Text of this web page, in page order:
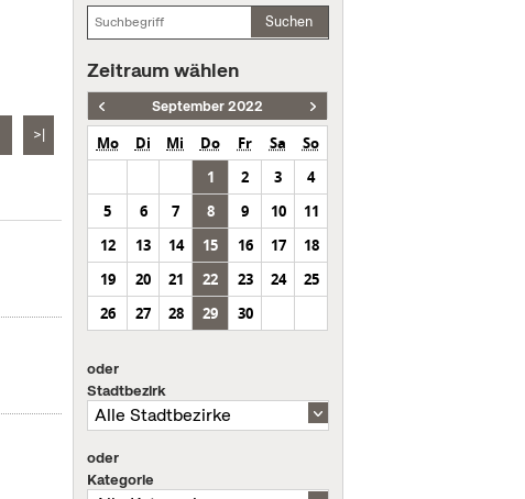
>|
Suchen
Zeitraum wählen
September 2022
Mo Di Mi Do Fr Sa
So
1
2 3
4
5
6 7 8 9 10
11
12
13 14 15 16 17
18
19
20 21 22 23 24
25
26
27 28 29 30
oder
Stadtbezirk
oder
Kategorie